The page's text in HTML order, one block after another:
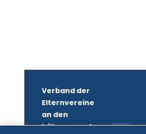
Verband der
Elternvereine
an den
höheren und